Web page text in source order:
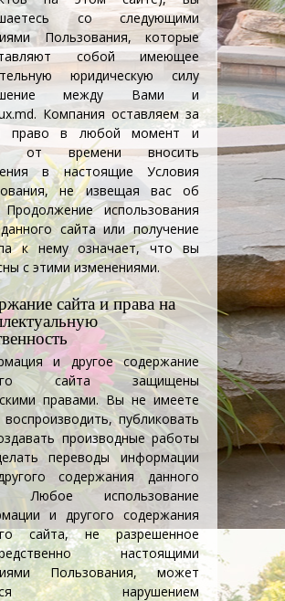
со следующими
Пользования, которые
собой имеющее
юридическую силу
между Вами и
Компания оставляем за
право в любой момент и
от времени вносить
в настоящие Условия
не извещая вас об
использования
сайта или получение
к нему означает, что вы
с этими изменениями.
сайта и права на
и другое содержание
сайта защищены
правами. Вы не имеете
публиковать
производные работы
переводы информации
содержания данного
Любое использование
и другого содержания
сайта, не разрешенное
настоящими
Пользования, может
нарушением